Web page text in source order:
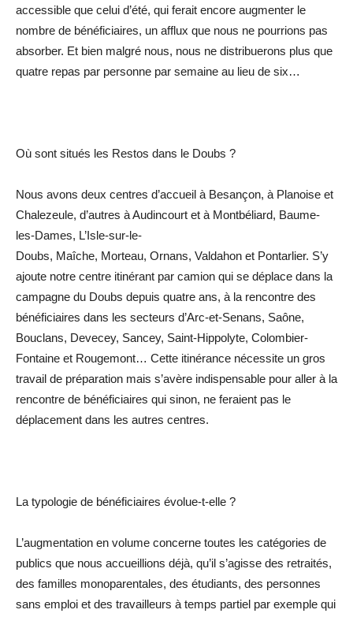
accessible que celui d’été, qui ferait encore augmenter le
nombre de bénéficiaires, un afflux que nous ne pourrions pas
absorber. Et bien malgré nous, nous ne distribuerons plus que
quatre repas par personne par semaine au lieu de six…
Où sont situés les Restos dans le Doubs ?
Nous avons deux centres d’accueil à Besançon, à Planoise et
Chalezeule, d’autres à Audincourt et à Montbéliard, Baume-
les-Dames, L’Isle-sur-le-
Doubs, Maîche, Morteau, Ornans, Valdahon et Pontarlier. S’y
ajoute notre centre itinérant par camion qui se déplace dans la
campagne du Doubs depuis quatre ans, à la rencontre des
bénéficiaires dans les secteurs d’Arc-et-Senans, Saône,
Bouclans, Devecey, Sancey, Saint-Hippolyte, Colombier-
Fontaine et Rougemont… Cette itinérance nécessite un gros
travail de préparation mais s’avère indispensable pour aller à la
rencontre de bénéficiaires qui sinon, ne feraient pas le
déplacement dans les autres centres.
La typologie de bénéficiaires évolue-t-elle ?
L’augmentation en volume concerne toutes les catégories de
publics que nous accueillions déjà, qu’il s’agisse des retraités,
des familles monoparentales, des étudiants, des personnes
sans emploi et des travailleurs à temps partiel par exemple qui